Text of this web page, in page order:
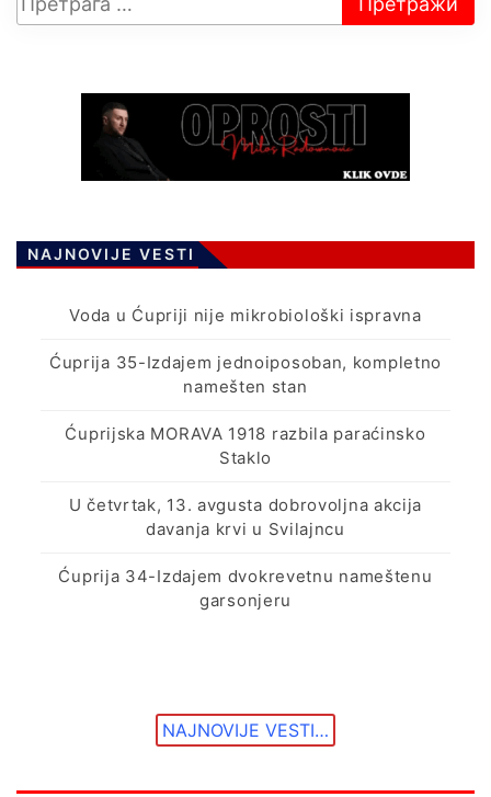
NAJNOVIJE VESTI
Voda u Ćupriji nije mikrobiološki ispravna
Ćuprija 35-Izdajem jednoiposoban, kompletno
namešten stan
Ćuprijska MORAVA 1918 razbila paraćinsko
Staklo
U četvrtak, 13. avgusta dobrovoljna akcija
davanja krvi u Svilajncu
Ćuprija 34-Izdajem dvokrevetnu nameštenu
garsonjeru
NAJNOVIJE VESTI…